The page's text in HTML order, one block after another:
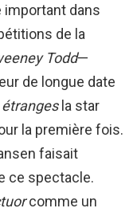
important dans
de la
Todd—
de longue date
la star
la première fois.
faisait
ce spectacle.
comme un